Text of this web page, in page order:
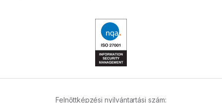
Felnőttképzési nyilvántartási szám: